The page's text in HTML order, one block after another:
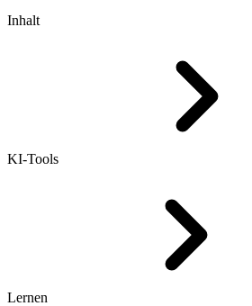
Inhalt
KI-Tools
Lernen